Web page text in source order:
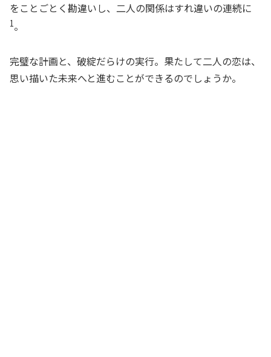
をことごとく勘違いし、二人の関係はすれ違いの連続に
1。
完璧な計画と、破綻だらけの実行。果たして二人の恋は、
思い描いた未来へと進むことができるのでしょうか。